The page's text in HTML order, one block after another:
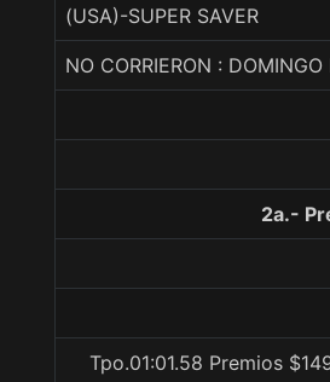
(USA)-SUPER SAVER
NO CORRIERON :
2a.-
Tpo.01:01.58 Premios